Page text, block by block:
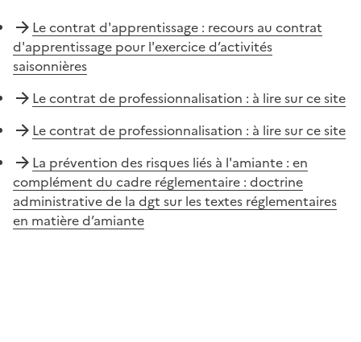
Le contrat d'apprentissage : recours au contrat
d'apprentissage pour l'exercice d’activités
saisonnières
Le contrat de professionnalisation : à lire sur ce site
Le contrat de professionnalisation : à lire sur ce site
La prévention des risques liés à l'amiante : en
complément du cadre réglementaire : doctrine
administrative de la dgt sur les textes réglementaires
en matière d’amiante